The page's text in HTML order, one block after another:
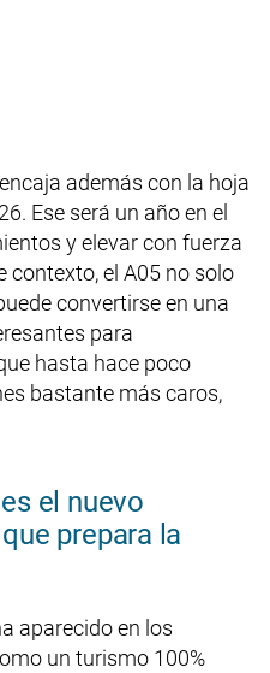
además con la hoja
Ese será un año en el
y elevar con fuerza
contexto, el A05 no solo
convertirse en una
para
hasta hace poco
bastante más caros,
el nuevo
prepara la
aparecido en los
un turismo 100%